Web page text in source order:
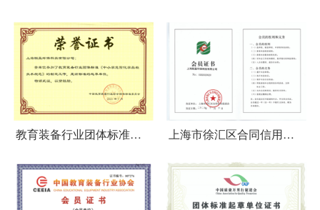
企业简介
教育装备行业团体标准标
准起草单位
上海市徐汇区合同信用促
进会会员证书